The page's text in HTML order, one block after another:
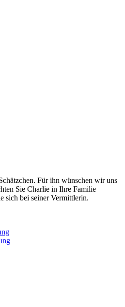
Für ihn wünschen wir uns
Sie Charlie in Ihre Familie
sich bei seiner Vermittlerin.